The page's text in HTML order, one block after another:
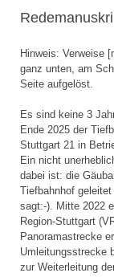
Hinweis: Verweise
ganz unten, am
Seite aufgelöst.
Es sind keine 3
Ende 2025 der
Stuttgart 21 in
Ein nicht
dabei ist: die
Tiefbahnhof
sagt:-). Mitte 2022
Region-Stuttgart
Panoramastrecke
Umleitungsstrecke
zur Weiterleitung